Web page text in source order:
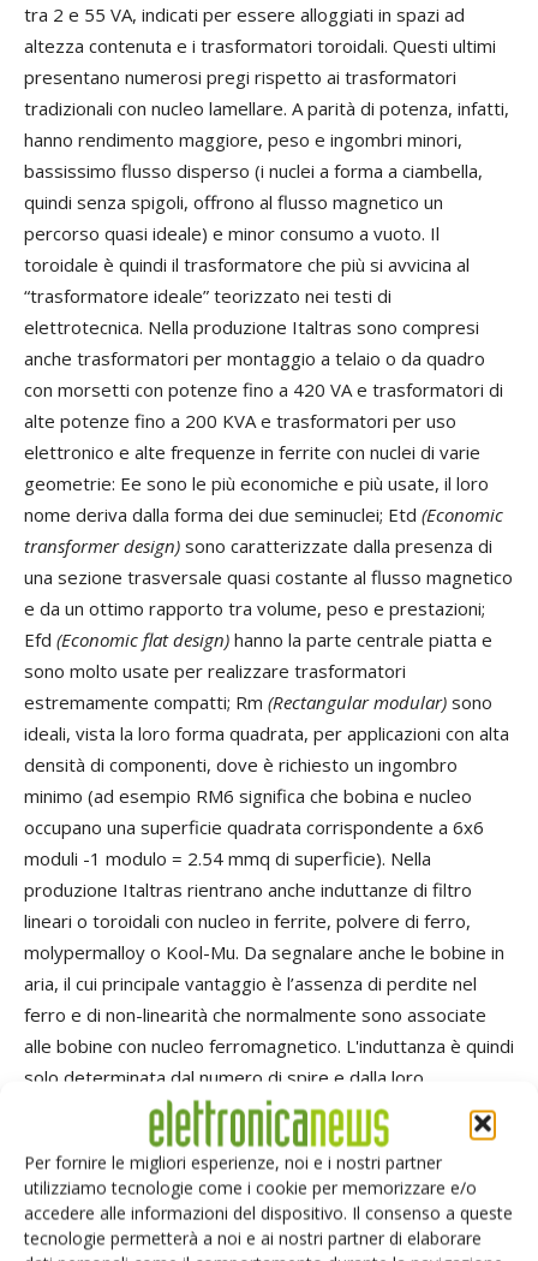
Per fornire le migliori esperienze, noi e i nostri partner
utilizziamo tecnologie come i cookie per memorizzare e/o
accedere alle informazioni del dispositivo. Il consenso a queste
tecnologie permetterà a noi e ai nostri partner di elaborare
tra 2 e 55 VA, indicati per essere alloggiati in spazi ad
altezza contenuta e i trasformatori toroidali. Questi ultimi
presentano numerosi pregi rispetto ai trasformatori
tradizionali con nucleo lamellare. A parità di potenza, infatti,
hanno rendimento maggiore, peso e ingombri minori,
bassissimo flusso disperso (i nuclei a forma a ciambella,
quindi senza spigoli, offrono al flusso magnetico un
percorso quasi ideale) e minor consumo a vuoto. Il
toroidale è quindi il trasformatore che più si avvicina al
“trasformatore ideale” teorizzato nei testi di
elettrotecnica. Nella produzione Italtras sono compresi
anche trasformatori per montaggio a telaio o da quadro
con morsetti con potenze fino a 420 VA e trasformatori di
alte potenze fino a 200 KVA e trasformatori per uso
elettronico e alte frequenze in ferrite con nuclei di varie
geometrie: Ee sono le più economiche e più usate, il loro
nome deriva dalla forma dei due seminuclei; Etd (Economic
transformer design) sono caratterizzate dalla presenza di
una sezione trasversale quasi costante al flusso magnetico
e da un ottimo rapporto tra volume, peso e prestazioni;
Efd (Economic flat design) hanno la parte centrale piatta e
sono molto usate per realizzare trasformatori
estremamente compatti; Rm (Rectangular modular) sono
ideali, vista la loro forma quadrata, per applicazioni con alta
densità di componenti, dove è richiesto un ingombro
minimo (ad esempio RM6 significa che bobina e nucleo
occupano una superficie quadrata corrispondente a 6x6
moduli -1 modulo = 2.54 mmq di superficie). Nella
produzione Italtras rientrano anche induttanze di filtro
lineari o toroidali con nucleo in ferrite, polvere di ferro,
molypermalloy o Kool-Mu. Da segnalare anche le bobine in
aria, il cui principale vantaggio è l’assenza di perdite nel
ferro e di non-linearità che normalmente sono associate
alle bobine con nucleo ferromagnetico. L'induttanza è quindi
solo determinata dal numero di spire e dalla loro
collocazione fisica. Più cresce la frequenza maggiori sono i
vantaggi degli avvolgimenti in aria. Si ha infatti un migliore
“fattore di qualità”, una maggiore efficienza, una maggiore
resa di potenza e una minore distorsione. Per dare
consistenza meccanica a una bobina in mancanza di nucleo